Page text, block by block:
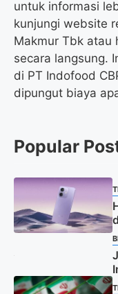
untuk informasi
kunjungi website
Makmur Tbk atau
secara langsung.
di PT Indofood
dipungut biaya
Popular